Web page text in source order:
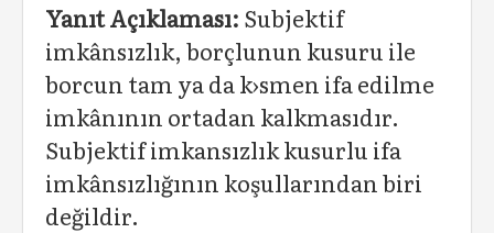
Yanıt Açıklaması: Subjektif
imkânsızlık, borçlunun kusuru ile
borcun tam ya da k›smen ifa edilme
imkânının ortadan kalkmasıdır.
Subjektif imkansızlık kusurlu ifa
imkânsızlığının koşullarından biri
değildir.